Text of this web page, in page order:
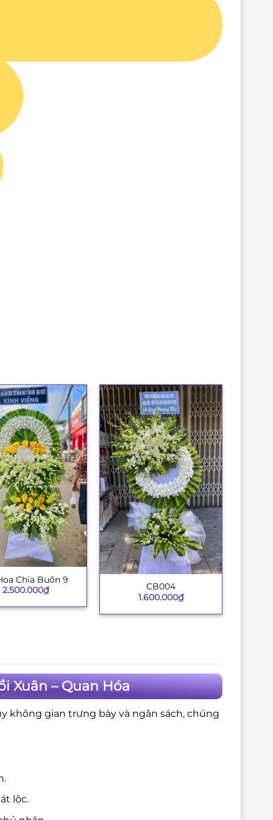
Chia Buồn 9
2.500.000₫
CB004
1.600.000₫
Xuân – Quan Hóa
không gian trưng bày và ngân sách, chúng
lộc.